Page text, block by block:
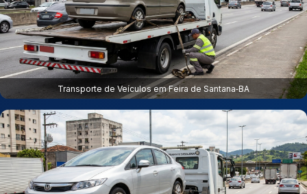
Transporte de Veículos em Feira de Santana‑BA